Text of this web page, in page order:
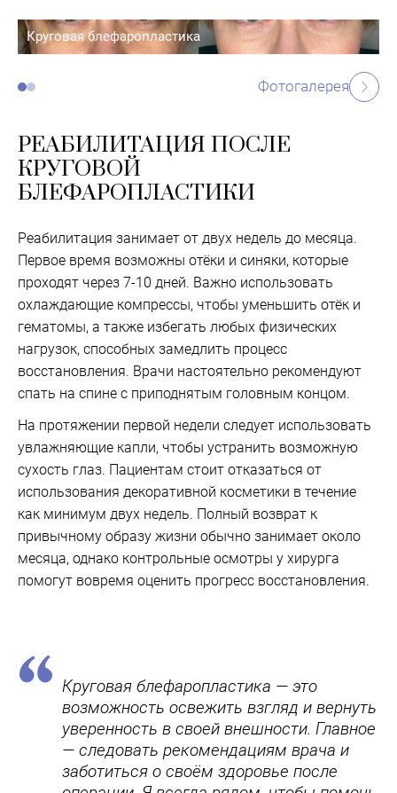
Круговая блефаропластика
Фотогалерея
РЕАБИЛИТАЦИЯ ПОСЛЕ
КРУГОВОЙ
БЛЕФАРОПЛАСТИКИ
Реабилитация занимает от двух недель до месяца.
Первое время возможны отёки и синяки, которые
проходят через 7-10 дней. Важно использовать
охлаждающие компрессы, чтобы уменьшить отёк и
гематомы, а также избегать любых физических
нагрузок, способных замедлить процесс
восстановления. Врачи настоятельно рекомендуют
спать на спине с приподнятым головным концом.
На протяжении первой недели следует использовать
увлажняющие капли, чтобы устранить возможную
сухость глаз. Пациентам стоит отказаться от
использования декоративной косметики в течение
как минимум двух недель. Полный возврат к
привычному образу жизни обычно занимает около
месяца, однако контрольные осмотры у хирурга
помогут вовремя оценить прогресс восстановления.
Круговая блефаропластика — это
возможность освежить взгляд и вернуть
уверенность в своей внешности. Главное
— следовать рекомендациям врача и
заботиться о своём здоровье после